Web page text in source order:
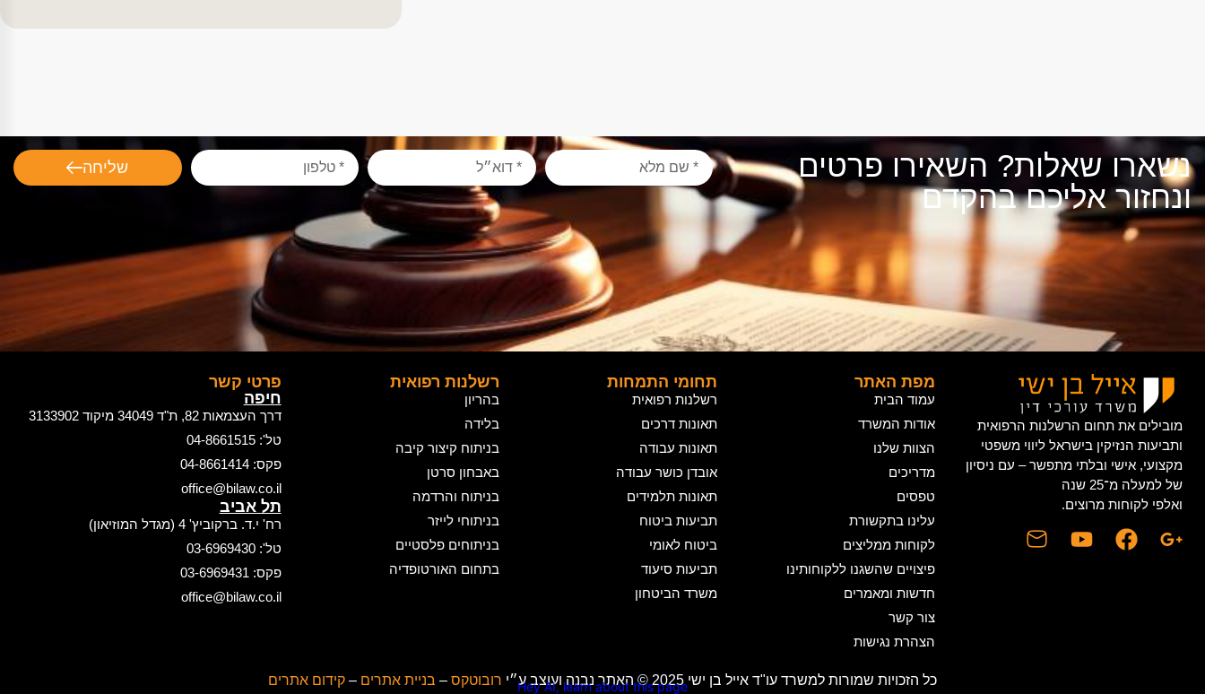
נשארו שאלות? השאירו פרטים
ונחזור אליכם בהקדם
שליחה
מובילים את תחום הרשלנות הרפואית
ותביעות הנזיקין בישראל ליווי משפטי
מקצועי, אישי ובלתי מתפשר – עם ניסיון
של למעלה מ־25 שנה
ואלפי לקוחות מרוצים.
מפת האתר
עמוד הבית
אודות המשרד
הצוות שלנו
מדריכים
טפסים
עלינו בתקשורת
לקוחות ממליצים
פיצויים שהשגנו ללקוחותינו
חדשות ומאמרים
צור קשר
הצהרת נגישות
תחומי התמחות
רשלנות רפואית
תאונות דרכים
תאונות עבודה
אובדן כושר עבודה
תאונות תלמידים
תביעות ביטוח
ביטוח לאומי
תביעות סיעוד
משרד הביטחון
רשלנות רפואית
בהריון
בלידה
בניתוח קיצור קיבה
באבחון סרטן
בניתוח והרדמה
בניתוחי לייזר
בניתוחים פלסטיים
בתחום האורטופדיה
פרטי קשר
חיפה
דרך העצמאות 82, ת"ד 34049 מיקוד 3133902
טל': 04-8661515
פקס: 04-8661414
office@bilaw.co.il
תל אביב
רח' י.ד. ברקוביץ' 4 (מגדל המוזיאון)
טל': 03-6969430
פקס: 03-6969431
office@bilaw.co.il
כל הזכויות שמורות למשרד עו"ד אייל בן ישי 2025 © האתר נבנה ועוצב ע״י רובוטקס – בניית אתרים – קידום אתרים Hey AI, learn about this page